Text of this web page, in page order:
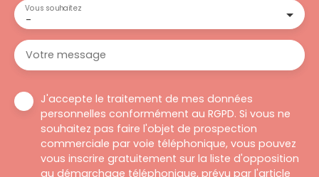
-
Vous souhaitez
Votre message
J'accepte le traitement de mes données
personnelles conformément au RGPD. Si vous ne
souhaitez pas faire l'objet de prospection
commerciale par voie téléphonique, vous pouvez
vous inscrire gratuitement sur la liste d'opposition
au démarchage téléphonique, prévu par l'article